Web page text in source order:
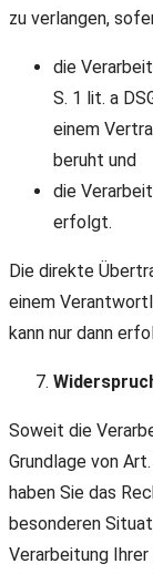
zu verlangen,
die
S. 1 lit. a
einem
beruht und
die
erfolgt.
Die direkte
einem
kann nur dann
Soweit die
Grundlage von
haben Sie das
besonderen
Verarbeitung